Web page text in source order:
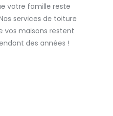
votre famille reste
services de toiture
vos maisons restent
des années !